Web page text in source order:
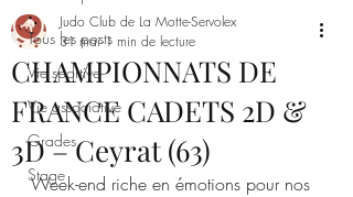
Tous les posts
Vie sportive
Vie associative
Grades
Stage
CHAMPIONNATS DE
FRANCE CADETS 2D &
3D – Ceyrat (63)
Judo Club de La Motte-Servolex
31 mai 1 min de lecture
Week-end riche en émotions pour nos